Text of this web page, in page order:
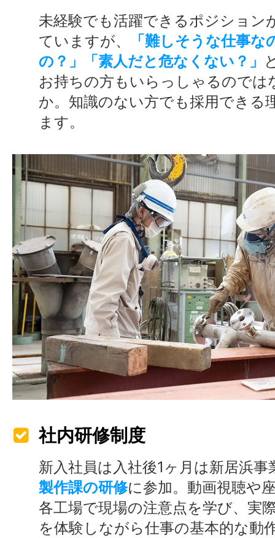
未経験でも活躍できるポジション
ていますが、
「難しそうな仕事な
の？」「素人だと危なくない？」
お持ちの方もいらっしゃるのでは
か。知識のない方でも採用できる
ます。
社内研修制度
新入社員は入社後1ヶ月は新居浜事
製作課の研修に参加。動画視聴や
各工場で現場の注意点を学び、実
を体験しながら仕事の基本的な動